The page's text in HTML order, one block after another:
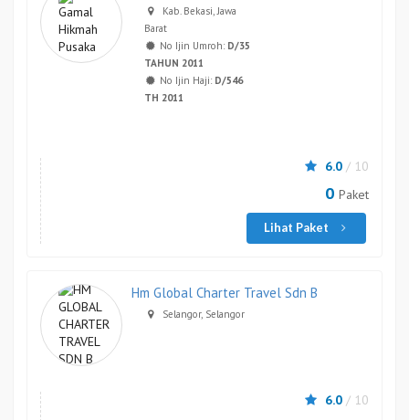
Kab. Bekasi, Jawa
Barat
No Ijin Umroh: D/35
TAHUN 2011
No Ijin Haji: D/546
TH 2011
6.0 / 10
0 Paket
Lihat Paket
Hm Global Charter Travel Sdn B
Selangor, Selangor
6.0 / 10